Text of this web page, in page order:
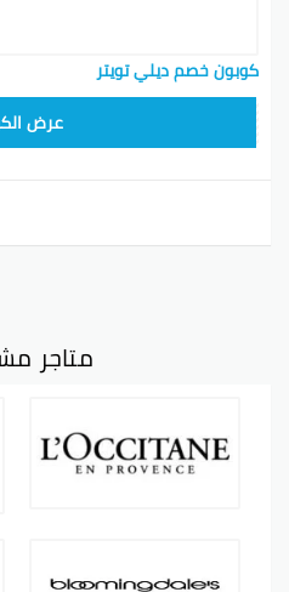
كوبون خصم ديلي تويتر
عرض
متاجر